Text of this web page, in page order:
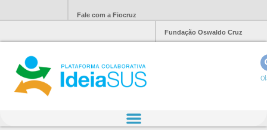
Fale com a Fiocruz
Fundação Oswaldo Cruz